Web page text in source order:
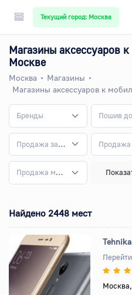
Текущий город: Москва
Магазины аксессуаров
Москве
Москва
Магазины
Магазины аксессуаров к
Бренды
Продажа запчастей
Продажа мебели для салона красоты
Найдено 2448 мест
Назад Вперед